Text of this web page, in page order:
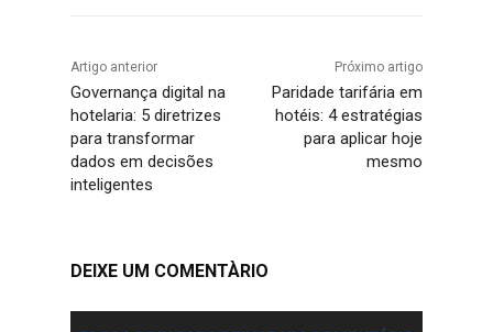
Artigo anterior
Governança digital na
hotelaria: 5 diretrizes
para transformar
dados em decisões
inteligentes
Próximo artigo
Paridade tarifária em
hotéis: 4 estratégias
para aplicar hoje
mesmo
DEIXE UM COMENTÀRIO